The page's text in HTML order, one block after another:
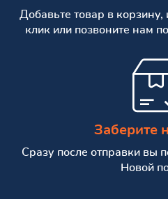
Добавьте товар в корзину,
клик или позвоните нам
Заберите
Сразу после отправки вы
Новой